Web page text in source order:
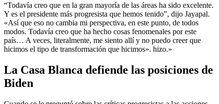
“Todavía creo que en la gran mayoría de las áreas ha sido excelente.
Y es el presidente más progresista que hemos tenido”, dijo Jayapal.
«Así que eso no cambia mi perspectiva, en este punto, de todos
modos. Todavía creo que ha hecho cosas fenomenales por este
país… A veces, literalmente, me siento allí y no puedo creer que
hicimos el tipo de transformación que hicimos». hizo.»
La Casa Blanca defiende las posiciones de
Biden